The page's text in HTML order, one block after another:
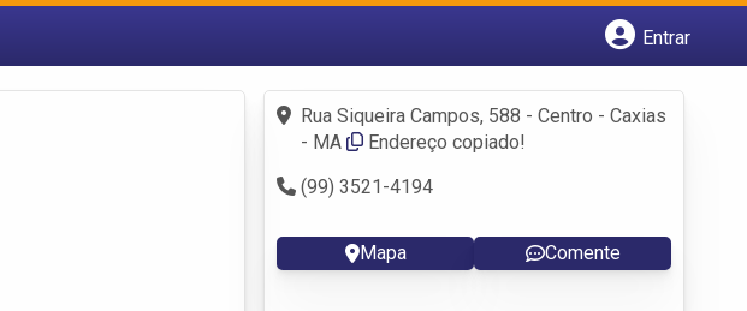
Entrar
Fazer login
Criar conta
Rua Siqueira Campos, 588 - Centro - Caxias
- MA
Endereço copiado!
(99) 3521-4194
Mapa Comente